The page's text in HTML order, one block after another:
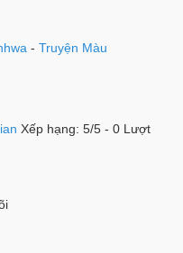
-Truyện Màu
Xếp hạng: 5/5 - 0 Lượt